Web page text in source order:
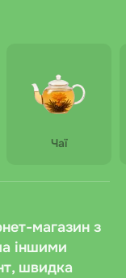
Чаї
магазин з
іншими
швидка